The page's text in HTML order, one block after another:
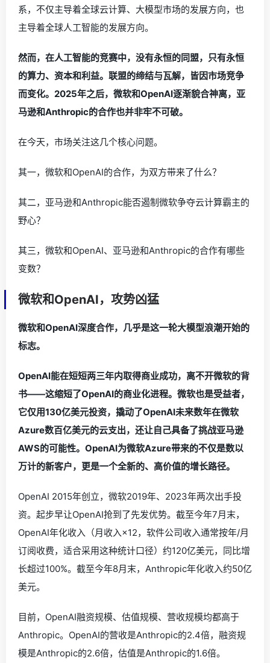
系，不仅主导着全球云计算、大模型市场的发展方向，也
主导着全球人工智能的发展方向。
然而，在人工智能的竞赛中，没有永恒的同盟，只有永恒
的算力、资本和利益。联盟的缔结与瓦解，皆因市场竞争
而变化。2025年之后，微软和OpenAI逐渐貌合神离，亚
马逊和Anthropic的合作也并非牢不可破。
在今天，市场关注这几个核心问题。
其一，微软和OpenAI的合作，为双方带来了什么？
其二，亚马逊和Anthropic能否遏制微软争夺云计算霸主的
野心？
其三，微软和OpenAI、亚马逊和Anthropic的合作有哪些
变数？
微软和OpenAI，攻势凶猛
微软和OpenAI深度合作，几乎是这一轮大模型浪潮开始的
标志。
OpenAI能在短短两三年内取得商业成功，离不开微软的背
书——这缩短了OpenAI的商业化进程。微软也是受益者，
它仅用130亿美元投资，撬动了OpenAI未来数年在微软
Azure数百亿美元的云支出，还让自己具备了挑战亚马逊
AWS的可能性。OpenAI为微软Azure带来的不仅是数以
万计的新客户，更是一个全新的、高价值的增长路径。
OpenAI 2015年创立，微软2019年、2023年两次出手投
资。起步早让OpenAI抢到了先发优势。截至今年7月末，
OpenAI年化收入（月收入×12，软件公司收入通常按年/月
订阅收费，适合采用这种统计口径）约120亿美元，同比增
长超过100%。截至今年8月末，Anthropic年化收入约50亿
美元。
目前，OpenAI融资规模、估值规模、营收规模均都高于
Anthropic。OpenAI的营收是Anthropic的2.4倍，融资规
模是Anthropic的2.6倍，估值是Anthropic的1.6倍。